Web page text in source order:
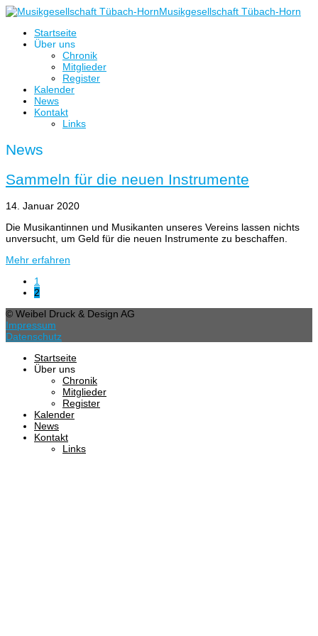
Musikgesellschaft Tübach-Horn
Startseite
Über uns
Chronik
Mitglieder
Register
Kalender
News
Kontakt
Links
News
Sammeln für die neuen Instrumente
14. Januar 2020
Die Musikantinnen und Musikanten unseres Vereins lassen nichts
unversucht, um Geld für die neuen Instrumente zu beschaffen.
Mehr erfahren
1
2
© Weibel Druck & Design AG
Impressum
Datenschutz
Startseite
Über uns
Chronik
Mitglieder
Register
Kalender
News
Kontakt
Links